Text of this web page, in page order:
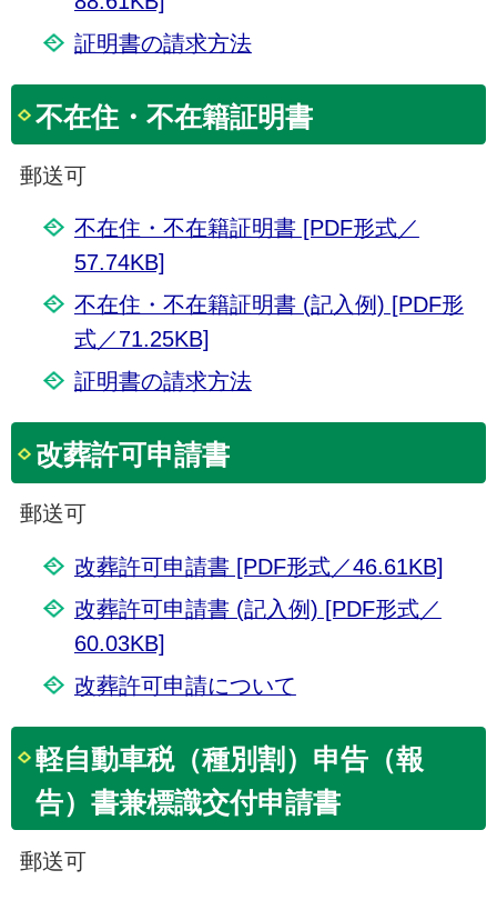
証明書の請求方法
不在住・不在籍証明書
郵送可
不在住・不在籍証明書 [PDF形式／
57.74KB]
不在住・不在籍証明書 (記入例) [PDF形
式／71.25KB]
証明書の請求方法
改葬許可申請書
郵送可
改葬許可申請書 [PDF形式／46.61KB]
改葬許可申請書 (記入例) [PDF形式／
60.03KB]
改葬許可申請について
軽自動車税（種別割）申告（報
告）書兼標識交付申請書
郵送可